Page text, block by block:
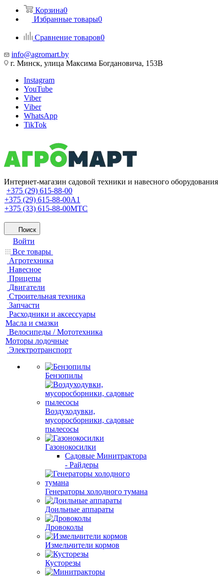
Корзина0
Избранные товары0
Сравнение товаров0
info@agromart.by
г. Минск, улица Максима Богдановича, 153В
Instagram
YouTube
Viber
Viber
WhatsApp
TikTok
Интернет-магазин садовой техники и навесного оборудования
+375 (29) 615-88-00
+375 (29) 615-88-00A1
+375 (33) 615-88-00МТС
Поиск
Войти
Все товары
Агротехника
Навесное
Прицепы
Двигатели
Строительная техника
Запчасти
Расходники и аксессуары
Масла и смазки
Велосипеды / Мототехника
Моторы лодочные
Электротранспорт
Бензопилы
Воздуходувки,
мусоросборники, cадовые
пылесосы
Газонокосилки
Садовые Минитрактора
- Райдеры
Генераторы холодного тумана
Доильные аппараты
Дровоколы
Измельчители кормов
Кусторезы